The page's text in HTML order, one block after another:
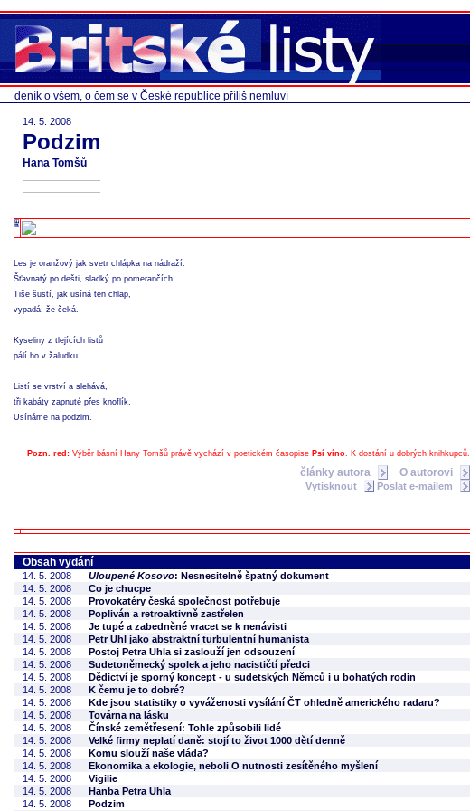
deník o všem, o čem se v České republice příliš nemluví
14. 5. 2008
Podzim
Hana Tomšů
Les je oranžový jak svetr chlápka na nádraží.
Šťavnatý po dešti, sladký po pomerančích.
Tiše šustí, jak usíná ten chlap,
vypadá, že čeká.
Kyseliny z tlejících listů
pálí ho v žaludku.
Listí se vrství a slehává,
tři kabáty zapnuté přes knoflík.
Usínáme na podzim.
Pozn. red: Výběr básní Hany Tomšů právě vychází v poetickém časopise Psí víno. K dostání u dobrých knihkupců.
články autora O autorovi
Vytisknout Poslat e-mailem
Obsah vydání
14. 5. 2008 Uloupené Kosovo: Nesnesitelně špatný dokument
14. 5. 2008
Co je chucpe
14. 5. 2008
Provokatéry česká společnost potřebuje
14. 5. 2008
Popliván a retroaktivně zastřelen
14. 5. 2008
Je tupé a zabedněné vracet se k nenávisti
14. 5. 2008
Petr Uhl jako abstraktní turbulentní humanista
14. 5. 2008
Postoj Petra Uhla si zaslouží jen odsouzení
14. 5. 2008
Sudetoněmecký spolek a jeho nacističtí předci
14. 5. 2008
Dědictví je sporný koncept - u sudetských Němců i u bohatých rodin
14. 5. 2008
K čemu je to dobré?
14. 5. 2008
Kde jsou statistiky o vyváženosti vysílání ČT ohledně amerického radaru?
14. 5. 2008
Továrna na lásku
14. 5. 2008
Čínské zemětřesení: Tohle způsobili lidé
14. 5. 2008
Velké firmy neplatí daně: stojí to život 1000 dětí denně
14. 5. 2008
Komu slouží naše vláda?
14. 5. 2008
Ekonomika a ekologie, neboli O nutnosti zesítěného myšlení
14. 5. 2008
Vigilie
14. 5. 2008
Hanba Petra Uhla
14. 5. 2008
Podzim